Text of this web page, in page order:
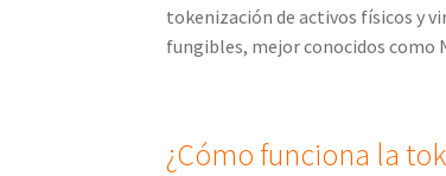
tokenización de activos físicos y
fungibles, mejor conocidos como
¿Cómo funciona la